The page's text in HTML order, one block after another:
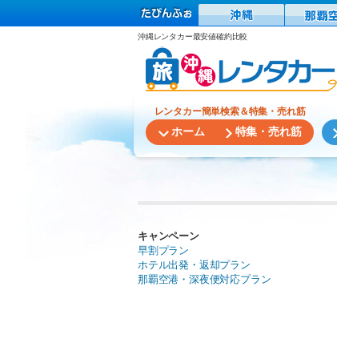
沖縄レンタカー最安値確約比較
レンタカー簡単検索＆特集・売れ筋
ホーム 特集・売れ筋
キャンペーン
早割プラン
ホテル出発・返却プラン
那覇空港・深夜便対応プラン